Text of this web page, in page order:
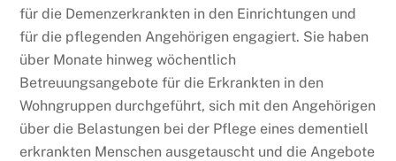
für die Demenzerkrankten in den Einrichtungen und
für die pflegenden Angehörigen engagiert. Sie haben
über Monate hinweg wöchentlich
Betreuungsangebote für die Erkrankten in den
Wohngruppen durchgeführt, sich mit den Angehörigen
über die Belastungen bei der Pflege eines dementiell
erkrankten Menschen ausgetauscht und die Angebote